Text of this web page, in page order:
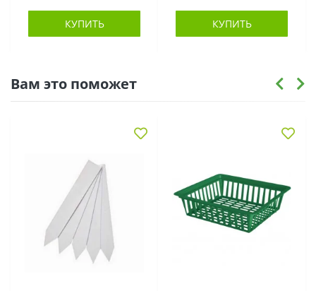
КУПИТЬ КУПИТЬ
Вам это поможет